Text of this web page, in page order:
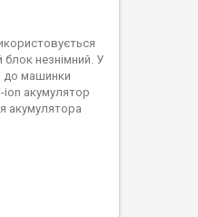
незнімний. У
до машинки
акумулятор
акумулятора